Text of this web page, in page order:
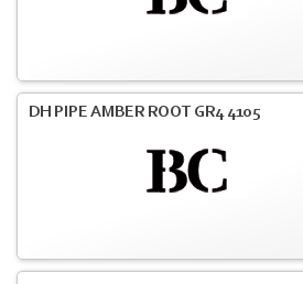
DH PIPE AMBER ROOT GR4 4105